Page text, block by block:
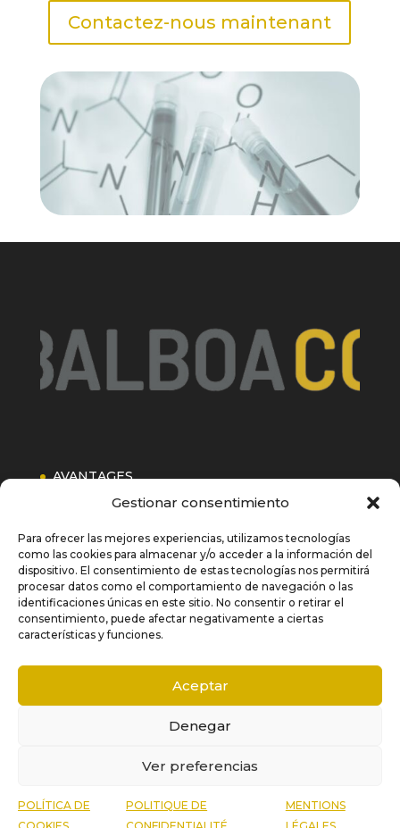
Gestionar consentimiento
Para ofrecer las mejores experiencias, utilizamos tecnologías
como las cookies para almacenar y/o acceder a la información del
dispositivo. El consentimiento de estas tecnologías nos permitirá
procesar datos como el comportamiento de navegación o las
identificaciones únicas en este sitio. No consentir o retirar el
consentimiento, puede afectar negativamente a ciertas
características y funciones.
Aceptar
Denegar
Ver preferencias
POLÍTICA DE
POLITIQUE DE
MENTIONS
Contactez-nous maintenant
AVANTAGES
CONTACTEZ
MENTIONS LÉGALES
POLITIQUE DE CONFIDENTIALITÉ
Xponenzia.